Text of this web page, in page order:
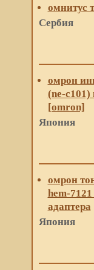
омнитус
Сербия
омрон
(ne-
[omron]
Япония
омрон
hem-
адаптера
Япония